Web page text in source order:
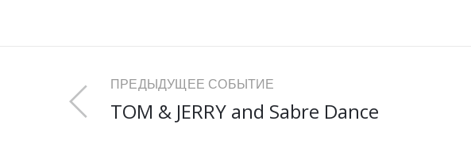
ПРЕДЫДУЩЕЕ СОБЫТИЕ
TOM & JERRY and Sabre Dance